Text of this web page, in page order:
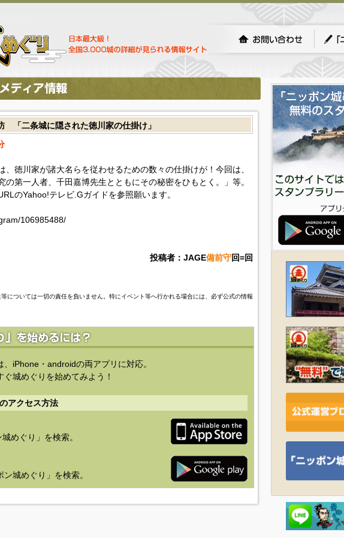
「二条城に隠された徳川家の仕掛け」
、徳川家が諸大名らを従わせるための数々の仕掛けが！今回は、
の第一人者、千田嘉博先生とともにその秘密をひもとく。」等。
のYahoo!テレビ.Gガイドを参照願います。
106985488/
投稿者：JAGE備前守回=回
については一切の責任を負いません。特にイベント等へ行かれる場合には、必ず公式の情報
、iPhone・androidの両アプリに対応。
城めぐりを始めてみよう！
アクセス方法
めぐり」を検索。
城めぐり」を検索。